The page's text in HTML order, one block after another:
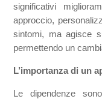
significativi
approccio,
sintomi, ma agisce
permettendo un
L’importanza di un
Le dipendenze